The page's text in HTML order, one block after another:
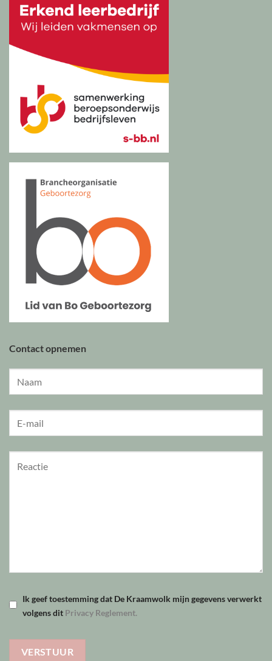
Contact opnemen
Ik geef toestemming dat De Kraamwolk mijn gegevens verwerkt
volgens dit Privacy Reglement.